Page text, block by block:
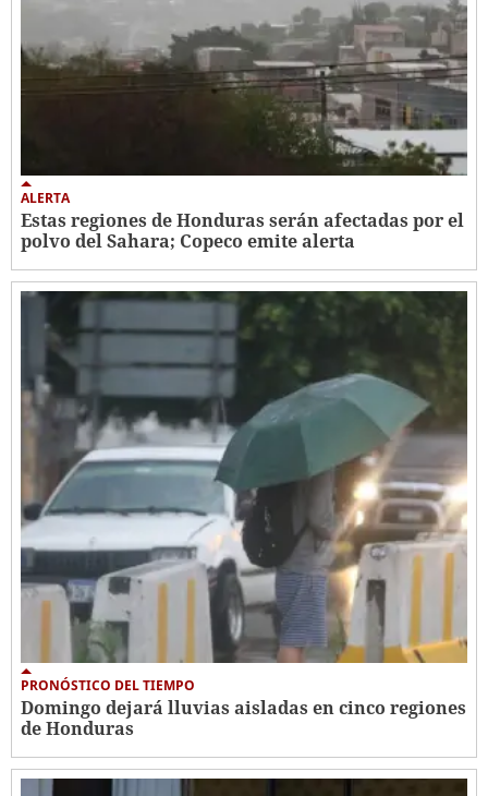
ALERTA
Estas regiones de Honduras serán afectadas por el
polvo del Sahara; Copeco emite alerta
PRONÓSTICO DEL TIEMPO
Domingo dejará lluvias aisladas en cinco regiones
de Honduras